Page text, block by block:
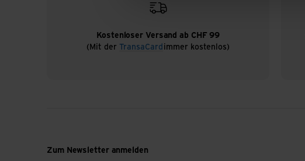
Kostenloser Versand ab CHF 99
(Mit der TransaCard immer kostenlos)
Zum Newsletter anmelden